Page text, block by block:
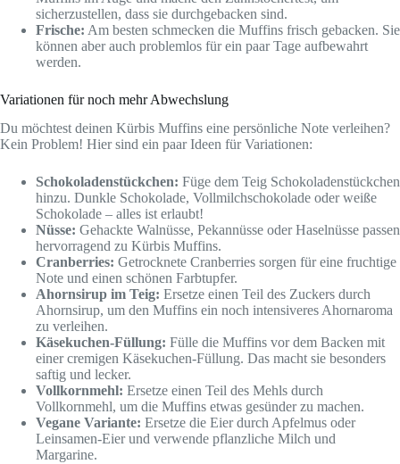
sicherzustellen, dass sie durchgebacken sind.
Frische: Am besten schmecken die Muffins frisch gebacken. Sie
können aber auch problemlos für ein paar Tage aufbewahrt
werden.
Variationen für noch mehr Abwechslung
Du möchtest deinen Kürbis Muffins eine persönliche Note verleihen?
Kein Problem! Hier sind ein paar Ideen für Variationen:
Schokoladenstückchen: Füge dem Teig Schokoladenstückchen
hinzu. Dunkle Schokolade, Vollmilchschokolade oder weiße
Schokolade – alles ist erlaubt!
Nüsse: Gehackte Walnüsse, Pekannüsse oder Haselnüsse passen
hervorragend zu Kürbis Muffins.
Cranberries: Getrocknete Cranberries sorgen für eine fruchtige
Note und einen schönen Farbtupfer.
Ahornsirup im Teig: Ersetze einen Teil des Zuckers durch
Ahornsirup, um den Muffins ein noch intensiveres Ahornaroma
zu verleihen.
Käsekuchen-Füllung: Fülle die Muffins vor dem Backen mit
einer cremigen Käsekuchen-Füllung. Das macht sie besonders
saftig und lecker.
Vollkornmehl: Ersetze einen Teil des Mehls durch
Vollkornmehl, um die Muffins etwas gesünder zu machen.
Vegane Variante: Ersetze die Eier durch Apfelmus oder
Leinsamen-Eier und verwende pflanzliche Milch und
Margarine.